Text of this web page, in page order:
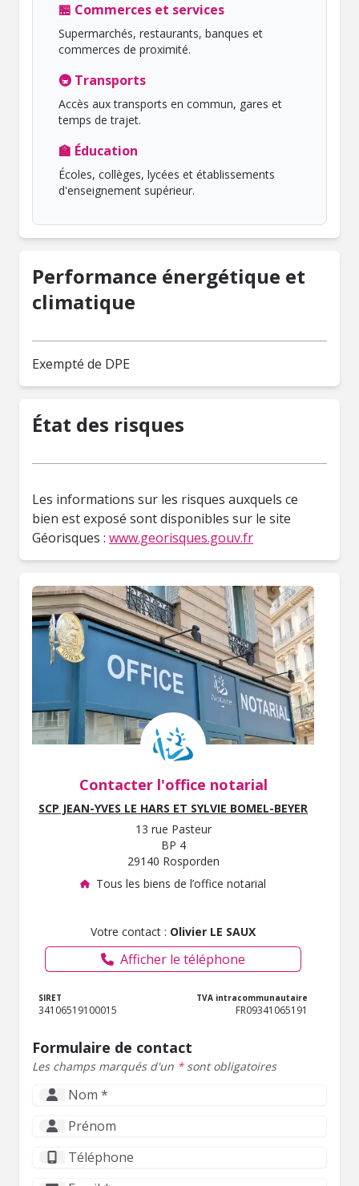
🏪 Commerces et services
Supermarchés, restaurants, banques et
commerces de proximité.
🚇 Transports
Accès aux transports en commun, gares et
temps de trajet.
🏫 Éducation
Écoles, collèges, lycées et établissements
d'enseignement supérieur.
Performance énergétique et
climatique
Exempté de DPE
État des risques
Les informations sur les risques auxquels ce
bien est exposé sont disponibles sur le site
Géorisques : www.georisques.gouv.fr
Contacter l'office notarial
SCP JEAN-YVES LE HARS ET SYLVIE BOMEL-BEYER
13 rue Pasteur
BP 4
29140 Rosporden
Tous les biens de l’office notarial
Votre contact : Olivier LE SAUX
Afficher le téléphone
SIRET
34106519100015
TVA intracommunautaire
FR09341065191
Formulaire de contact
Les champs marqués d'un *sont obligatoires